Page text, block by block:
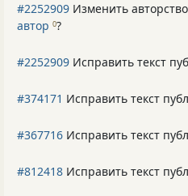
#2252909 Изменить
автор 0?
#2252909 Исправить текст
#374171 Исправить текст
#367716 Исправить текст
#812418 Исправить текст